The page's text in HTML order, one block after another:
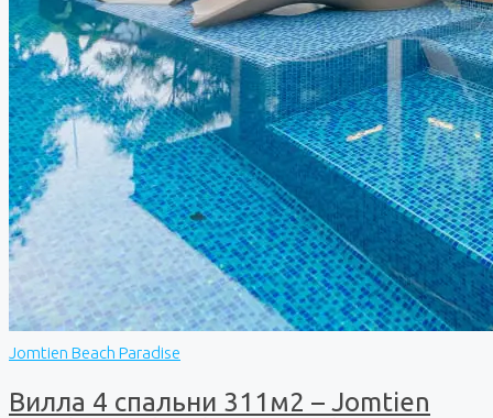
Jomtien Beach Paradise
Вилла 4 спальни 311м2 – Jomtien